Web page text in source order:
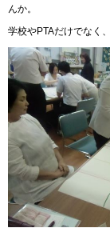
んか。
学校やPTAだけでなく